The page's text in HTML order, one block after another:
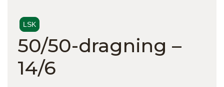
LSK
50/50-dragning –
14/6